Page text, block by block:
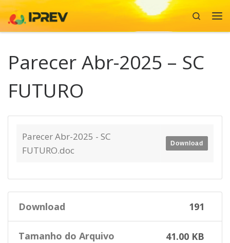
Skip to content
Search
Parecer Abr-2025 – SC
FUTURO
Parecer Abr-2025 - SC
FUTURO.doc
Download
Download 191
Tamanho do Arquivo 41.00 KB